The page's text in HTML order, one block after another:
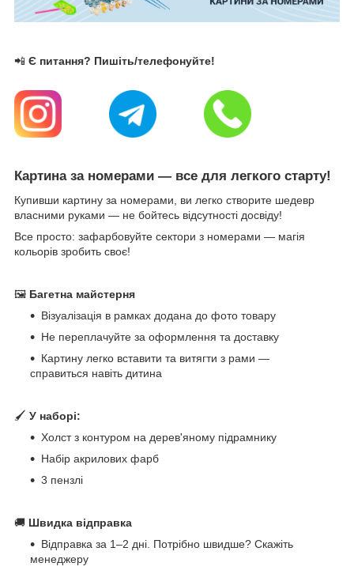
📲 Є питання? Пишіть/телефонуйте!
Картина за номерами — все для легкого старту!
Купивши картину за номерами, ви легко створите шедевр
власними руками — не бойтесь відсутності досвіду!
Все просто: зафарбовуйте сектори з номерами — магія
кольорів зробить своє!
🖼 Багетна майстерня
Візуалізація в рамках додана до фото товару
Не переплачуйте за оформлення та доставку
Картину легко вставити та витягти з рами —
справиться навіть дитина
🖌 У наборі:
Холст з контуром на дерев'яному підрамнику
Набір акрилових фарб
3 пензлі
🚚 Швидка відправка
Відправка за 1–2 дні. Потрібно швидше? Скажіть
менеджеру